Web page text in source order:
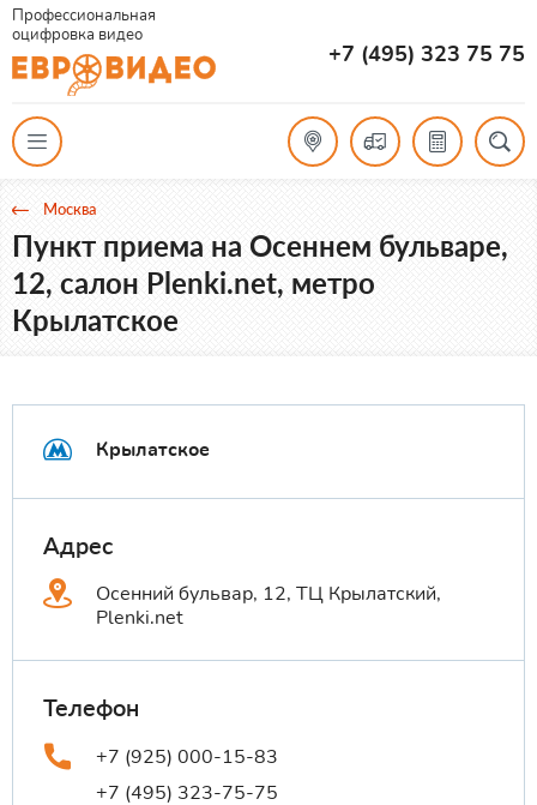
Профессиональная
оцифровка видео
+7 (495) 323 75 75
Москва
Пункт приема на Осеннем бульваре,
12, салон Plenki.net, метро
Крылатское
Крылатское
Адрес
Осенний бульвар, 12, ТЦ Крылатский,
Plenki.net
Телефон
+7 (925) 000-15-83
+7 (495) 323-75-75